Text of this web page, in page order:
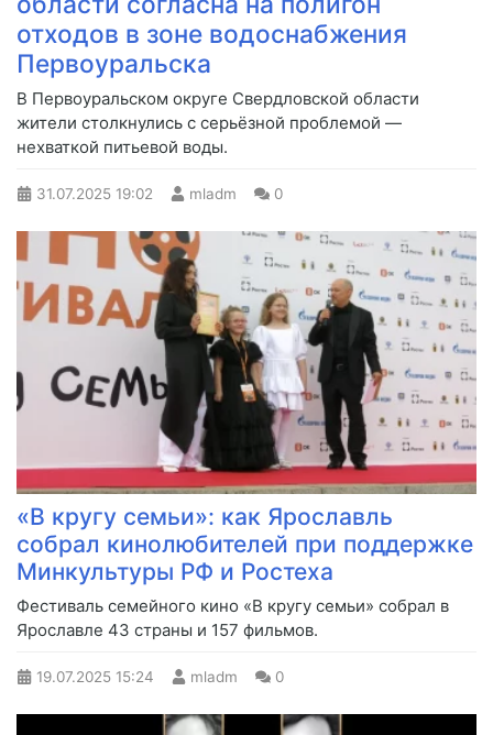
отходов в зоне водоснабжения
Первоуральска
В Первоуральском округе Свердловской области
жители столкнулись с серьёзной проблемой —
нехваткой питьевой воды.
31.07.2025 19:02 mladm 0
«В кругу семьи»: как Ярославль
собрал кинолюбителей при поддержке
Минкультуры РФ и Ростеха
Фестиваль семейного кино «В кругу семьи» собрал в
Ярославле 43 страны и 157 фильмов.
19.07.2025 15:24 mladm 0